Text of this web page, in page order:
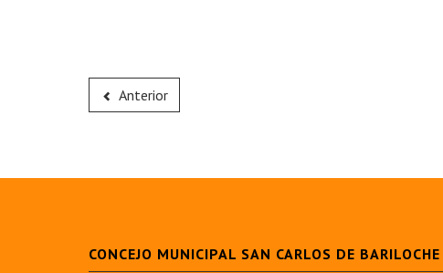
Anterior
CONCEJO MUNICIPAL SAN CARLOS DE BARILOCHE